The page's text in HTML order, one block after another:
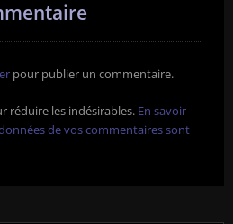
pour publier un commentaire.
réduire les indésirables. En savoir
de vos commentaires sont